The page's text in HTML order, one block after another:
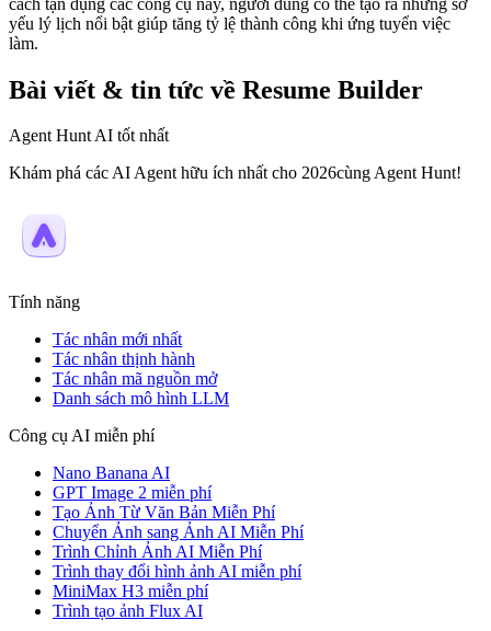
yếu lý lịch nổi bật giúp tăng tỷ lệ thành công khi ứng tuyển việc
làm.
Bài viết & tin tức về Resume Builder
Agent Hunt AI tốt nhất
Khám phá các AI Agent hữu ích nhất cho 2026cùng Agent Hunt!
Tính năng
Tác nhân mới nhất
Tác nhân thịnh hành
Tác nhân mã nguồn mở
Danh sách mô hình LLM
Công cụ AI miễn phí
Nano Banana AI
GPT Image 2 miễn phí
Tạo Ảnh Từ Văn Bản Miễn Phí
Chuyển Ảnh sang Ảnh AI Miễn Phí
Trình Chỉnh Ảnh AI Miễn Phí
Trình thay đổi hình ảnh AI miễn phí
MiniMax H3 miễn phí
Trình tạo ảnh Flux AI